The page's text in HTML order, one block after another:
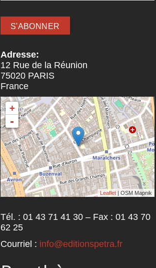
Adresse:
12 Rue de la Réunion
75020 PARIS
France
+
-
Leaflet | OSM Mapnik
Tél. : 01 43 71 41 30 – Fax : 01 43 70
62 25
Courriel : info@editionspetra.fr